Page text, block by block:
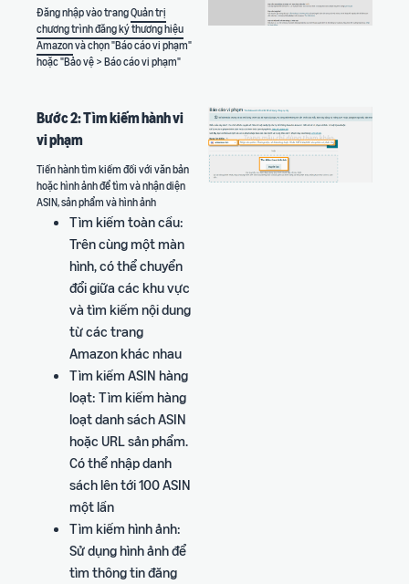
Đăng nhập vào trangQuản trị
chương trình đăng ký thương hiệu
Amazonvà chọn "Báo cáo vi phạm"
hoặc "Bảo vệ > Báo cáo vi phạm"
Bước 2: Tìm kiếm hành vi
vi phạm
Tiến hành tìm kiếm đối với văn bản
hoặc hình ảnh để tìm và nhận diện
ASIN, sản phẩm và hình ảnh
Tìm kiếm toàn cầu:
Trên cùng một màn
hình, có thể chuyển
đổi giữa các khu vực
và tìm kiếm nội dung
từ các trang
Amazon khác nhau
Tìm kiếm ASIN hàng
loạt: Tìm kiếm hàng
loạt danh sách ASIN
hoặc URL sản phẩm.
Có thể nhập danh
sách lên tới 100 ASIN
một lần
Tìm kiếm hình ảnh:
Sử dụng hình ảnh để
tìm thông tin đăng